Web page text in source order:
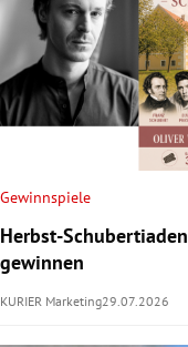
Untermenü
Untermenü
Untermenü
Gewinnspiele
Herbst-
gewinnen
KURIER Marketing29.07.2026